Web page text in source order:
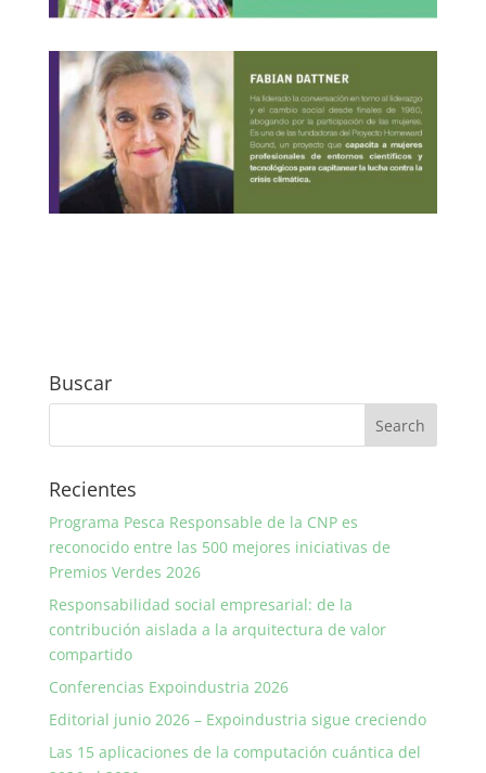
Buscar
Recientes
Programa Pesca Responsable de la CNP es
reconocido entre las 500 mejores iniciativas de
Premios Verdes 2026
Responsabilidad social empresarial: de la
contribución aislada a la arquitectura de valor
compartido
Conferencias Expoindustria 2026
Editorial junio 2026 – Expoindustria sigue creciendo
Las 15 aplicaciones de la computación cuántica del